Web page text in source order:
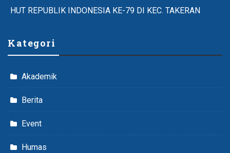
HUT REPUBLIK INDONESIA KE-79 DI KEC. TAKERAN
Kategori
Akademik
Berita
Event
Humas